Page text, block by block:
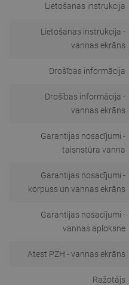
Lietošanas instrukcija
Lietošanas instrukcija -
vannas ekrāns
Drošības informācija
Drošības informācija -
vannas ekrāns
Garantijas nosacījumi -
taisnstūra vanna
Garantijas nosacījumi -
korpuss un vannas ekrāns
Garantijas nosacījumi -
vannas aploksne
Atest PZH - vannas ekrāns
Ražotājs